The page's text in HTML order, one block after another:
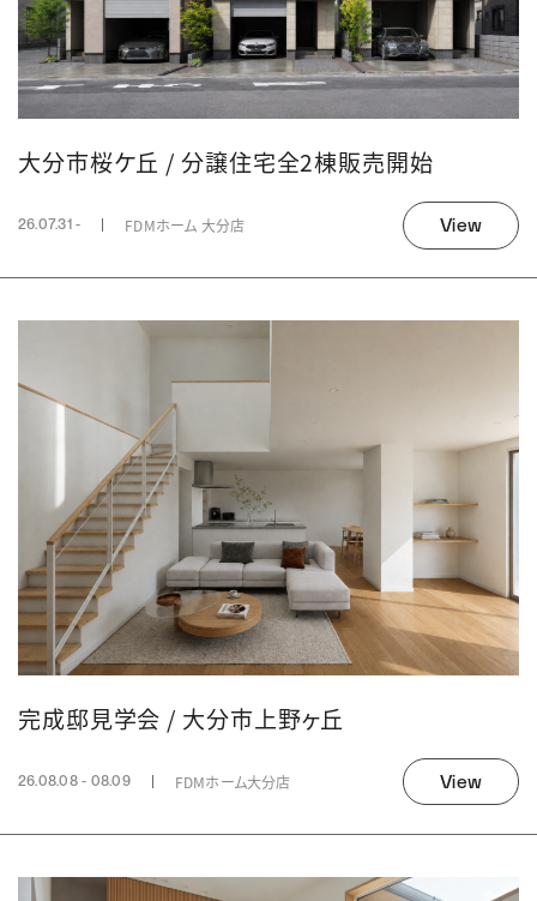
大分市桜ケ丘 / 分譲住宅全2棟販売開始
26.07.31 - FDMホーム 大分店 View
完成邸見学会 / 大分市上野ヶ丘
26.08.08 - 08.09 FDMホーム大分店 View